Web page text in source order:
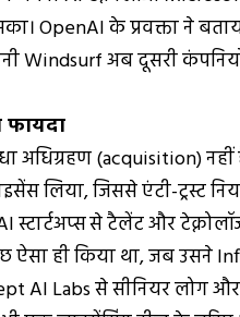
OpenAI के प्रवक्ता ने
Windsurf अब दूसरी
फायदा
अधिग्रहण (acquisition)
लिया, जिससे एंटी-
स्टार्टअप्स से टैलेंट और
ऐसा ही किया था, जब उसने
AI Labs से सीनियर